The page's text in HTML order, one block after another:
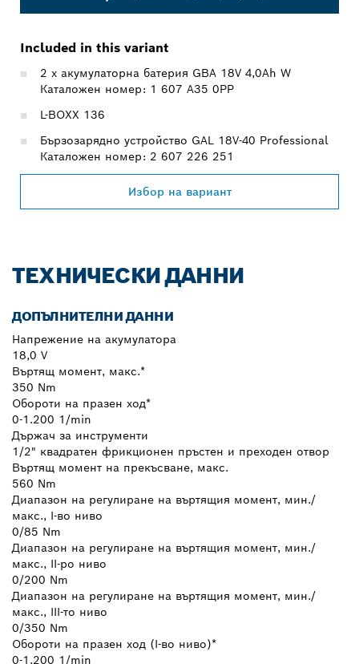
Included in this variant
2 x акумулаторна батерия GBA 18V 4,0Ah W
Каталожен номер: 1 607 A35 0PP
L-BOXX 136
Бързозарядно устройство GAL 18V-40 Professional
Каталожен номер: 2 607 226 251
Избор на вариант
ТЕХНИЧЕСКИ ДАННИ
ДОПЪЛНИТЕЛНИ ДАННИ
Напрежение на акумулатора
18,0 V
Въртящ момент, макс.*
350 Nm
Обороти на празен ход*
0-1.200 1/min
Държач за инструменти
1/2" квадратен фрикционен пръстен и преходен отвор
Въртящ момент на прекъсване, макс.
560 Nm
Диапазон на регулиране на въртящия момент, мин./
макс., І-во ниво
0/85 Nm
Диапазон на регулиране на въртящия момент, мин./
макс., ІІ-ро ниво
0/200 Nm
Диапазон на регулиране на въртящия момент, мин./
макс., ІІІ-то ниво
0/350 Nm
Обороти на празен ход (І-во ниво)*
0-1.200 1/min